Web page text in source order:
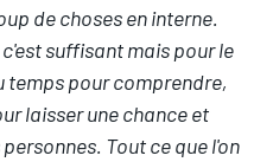
de choses en interne.
suffisant mais pour le
temps pour comprendre,
laisser une chance et
Tout ce que l'on